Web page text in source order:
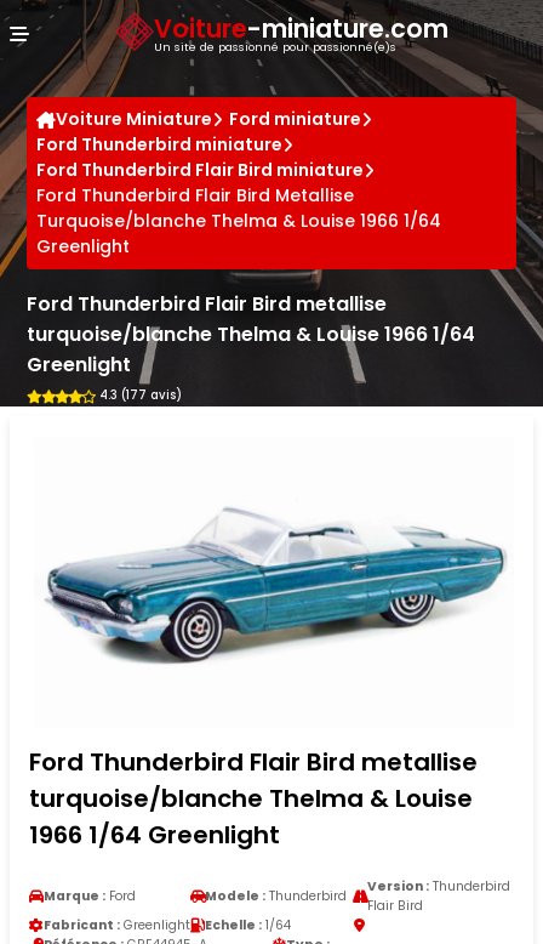
Voiture-miniature.com
Un site de passionné pour passionné(e)s
Voiture Miniature
Ford miniature
Ford Thunderbird miniature
Ford Thunderbird Flair Bird miniature
Ford Thunderbird Flair Bird Metallise
Turquoise/blanche Thelma & Louise 1966 1/64
Greenlight
Ford Thunderbird Flair Bird metallise
turquoise/blanche Thelma & Louise 1966 1/64
Greenlight
4.3 (177 avis)
Ford Thunderbird Flair Bird metallise
turquoise/blanche Thelma & Louise
1966 1/64 Greenlight
Marque : Ford Modele : Thunderbird
Version :Thunderbird
Flair Bird
Fabricant : Greenlight Echelle : 1/64
Panneau de gestion des cookies